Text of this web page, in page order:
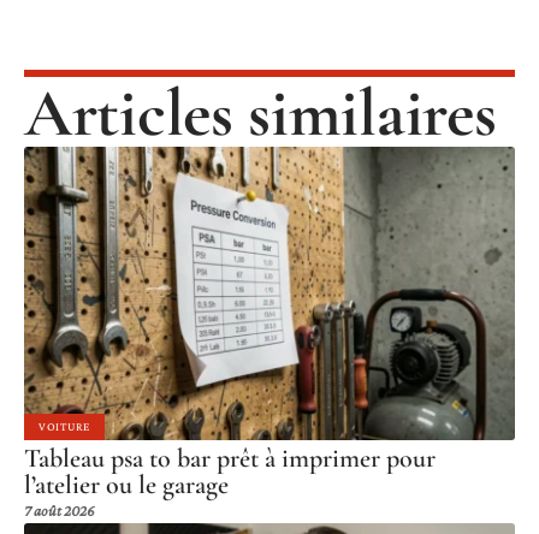
Articles similaires
VOITURE
Tableau psa to bar prêt à imprimer pour
l’atelier ou le garage
7 août 2026